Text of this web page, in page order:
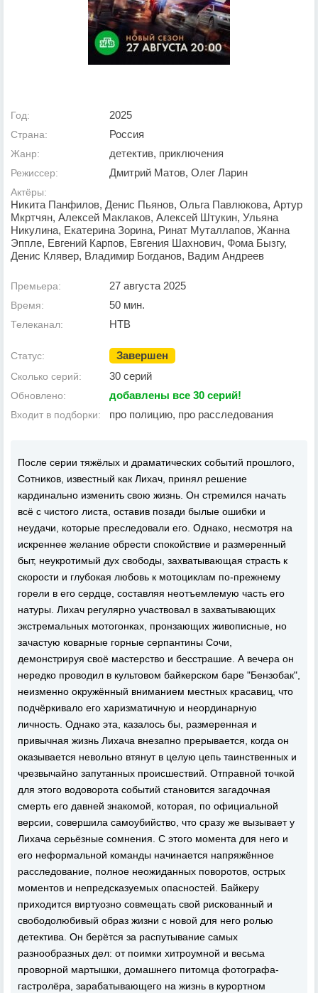
Год: 2025
Страна: Россия
Жанр: детектив, приключения
Режиссер: Дмитрий Матов, Олег Ларин
Актёры:
Никита Панфилов, Денис Пьянов, Ольга Павлюкова, Артур
Мкртчян, Алексей Маклаков, Алексей Штукин, Ульяна
Никулина, Екатерина Зорина, Ринат Муталлапов, Жанна
Эппле, Евгений Карпов, Евгения Шахнович, Фома Бызгу,
Денис Клявер, Владимир Богданов, Вадим Андреев
Премьера: 27 августа 2025
Время: 50 мин.
Телеканал: НТВ
Статус: Завершен
Сколько серий: 30 серий
Обновлено: добавлены все 30 серий!
Входит в подборки: про полицию, про расследования
После серии тяжёлых и драматических событий прошлого,
Сотников, известный как Лихач, принял решение
кардинально изменить свою жизнь. Он стремился начать
всё с чистого листа, оставив позади былые ошибки и
неудачи, которые преследовали его. Однако, несмотря на
искреннее желание обрести спокойствие и размеренный
быт, неукротимый дух свободы, захватывающая страсть к
скорости и глубокая любовь к мотоциклам по-прежнему
горели в его сердце, составляя неотъемлемую часть его
натуры. Лихач регулярно участвовал в захватывающих
экстремальных мотогонках, пронзающих живописные, но
зачастую коварные горные серпантины Сочи,
демонстрируя своё мастерство и бесстрашие. А вечера он
нередко проводил в культовом байкерском баре "Бензобак",
неизменно окружённый вниманием местных красавиц, что
подчёркивало его харизматичную и неординарную
личность. Однако эта, казалось бы, размеренная и
привычная жизнь Лихача внезапно прерывается, когда он
оказывается невольно втянут в целую цепь таинственных и
чрезвычайно запутанных происшествий. Отправной точкой
для этого водоворота событий становится загадочная
смерть его давней знакомой, которая, по официальной
версии, совершила самоубийство, что сразу же вызывает у
Лихача серьёзные сомнения. С этого момента для него и
его неформальной команды начинается напряжённое
расследование, полное неожиданных поворотов, острых
моментов и непредсказуемых опасностей. Байкеру
приходится виртуозно совмещать свой рискованный и
свободолюбивый образ жизни с новой для него ролью
детектива. Он берётся за распутывание самых
разнообразных дел: от поимки хитроумной и весьма
проворной мартышки, домашнего питомца фотографа-
гастролёра, зарабатывающего на жизнь в курортном